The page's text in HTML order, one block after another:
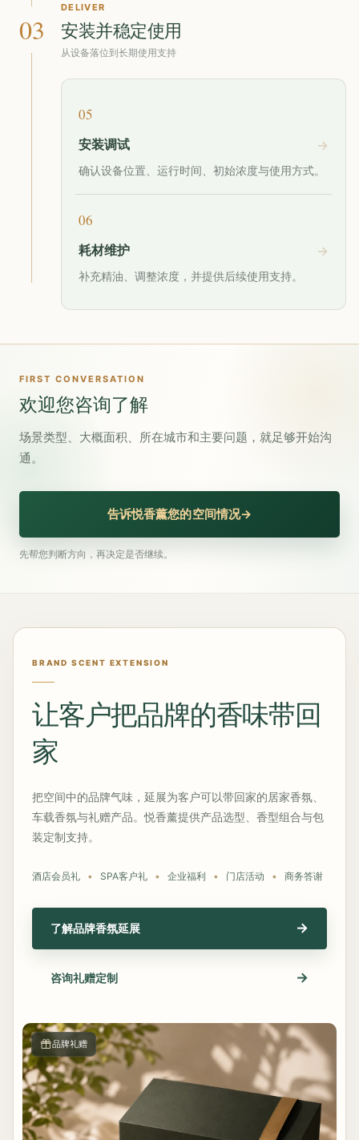
03
DELIVER
安装并稳定使用
从设备落位到长期使用支持
05
安装调试
确认设备位置、运行时间、初始浓度与使用方式。
06
耗材维护
补充精油、调整浓度，并提供后续使用支持。
FIRST CONVERSATION
欢迎您咨询了解
场景类型、大概面积、所在城市和主要问题，就足够开始沟
通。
告诉悦香薰您的空间情况→
先帮您判断方向，再决定是否继续。
BRAND SCENT EXTENSION
让客户把品牌的香味带回
家
把空间中的品牌气味，延展为客户可以带回家的居家香氛、
车载香氛与礼赠产品。悦香薰提供产品选型、香型组合与包
装定制支持。
酒店会员礼 SPA客户礼 企业福利 门店活动 商务答谢
了解品牌香氛延展 →
咨询礼赠定制 →
品牌礼赠